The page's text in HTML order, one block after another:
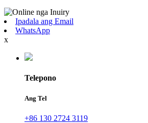
Ipadala ang Email
WhatsApp
x
Telepono
Ang Tel
+86 130 2724 3119